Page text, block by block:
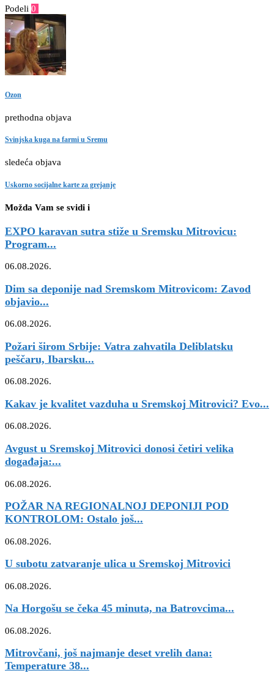
Podeli 0
Ozon
prethodna objava
Svinjska kuga na farmi u Sremu
sledeća objava
Uskorno socijalne karte za grejanje
Možda Vam se svidi i
EXPO karavan sutra stiže u Sremsku Mitrovicu:
Program...
06.08.2026.
Dim sa deponije nad Sremskom Mitrovicom: Zavod
objavio...
06.08.2026.
Požari širom Srbije: Vatra zahvatila Deliblatsku
peščaru, Ibarsku...
06.08.2026.
Kakav je kvalitet vazduha u Sremskoj Mitrovici? Evo...
06.08.2026.
Avgust u Sremskoj Mitrovici donosi četiri velika
događaja:...
06.08.2026.
POŽAR NA REGIONALNOJ DEPONIJI POD
KONTROLOM: Ostalo još...
06.08.2026.
U subotu zatvaranje ulica u Sremskoj Mitrovici
06.08.2026.
Na Horgošu se čeka 45 minuta, na Batrovcima...
06.08.2026.
Mitrovčani, još najmanje deset vrelih dana:
Temperature 38...